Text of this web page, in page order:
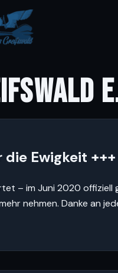
Ewigkeit +++
– im Juni 2020
nehmen. Danke an